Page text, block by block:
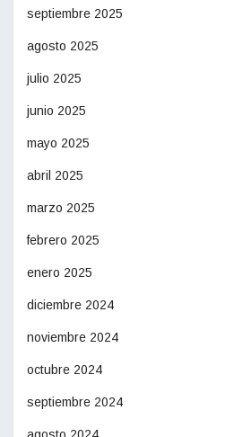
septiembre 2025
agosto 2025
julio 2025
junio 2025
mayo 2025
abril 2025
marzo 2025
febrero 2025
enero 2025
diciembre 2024
noviembre 2024
octubre 2024
septiembre 2024